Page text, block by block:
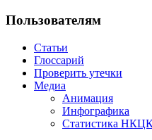
Пользователям
Статьи
Глоссарий
Проверить утечки
Медиа
Анимация
Инфографика
Статистика